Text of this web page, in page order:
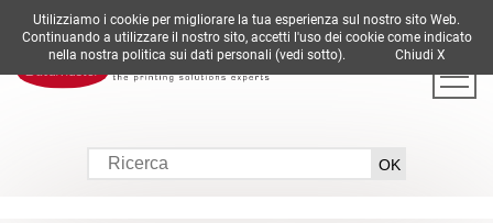
DE EN ES FR IT
Utilizziamo i cookie per migliorare la tua esperienza sul nostro sito Web.
Continuando a utilizzare il nostro sito, accetti l'uso dei cookie come indicato
nella nostra politica sui dati personali (vedi sotto). Chiudi X